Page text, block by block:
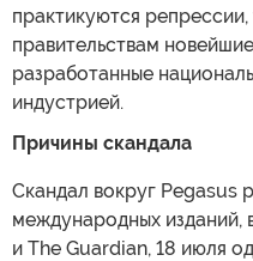
практикуются
правительствам
разработанные
индустрией.
Причины скандала
Скандал вокруг Pegasus
международных изданий,
и The Guardian, 18 июля